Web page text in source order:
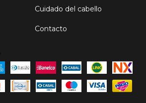
Cuidado del cabello
Contacto